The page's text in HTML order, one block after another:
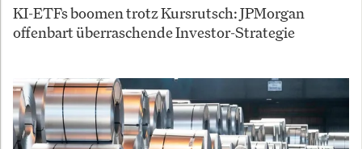
KI-ETFs boomen trotz Kursrutsch: JPMorgan
offenbart überraschende Investor-Strategie